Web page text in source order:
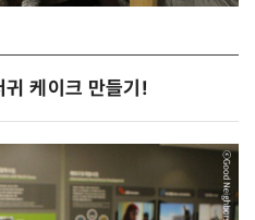
귀 케이크 만들기!